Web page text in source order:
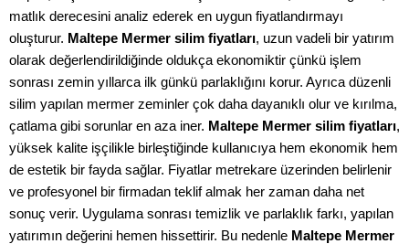
matlık derecesini analiz ederek en uygun fiyatlandırmayı
oluşturur. Maltepe Mermer silim fiyatları, uzun vadeli bir yatırım
olarak değerlendirildiğinde oldukça ekonomiktir çünkü işlem
sonrası zemin yıllarca ilk günkü parlaklığını korur. Ayrıca düzenli
silim yapılan mermer zeminler çok daha dayanıklı olur ve kırılma,
çatlama gibi sorunlar en aza iner. Maltepe Mermer silim fiyatları,
yüksek kalite işçilikle birleştiğinde kullanıcıya hem ekonomik hem
de estetik bir fayda sağlar. Fiyatlar metrekare üzerinden belirlenir
ve profesyonel bir firmadan teklif almak her zaman daha net
sonuç verir. Uygulama sonrası temizlik ve parlaklık farkı, yapılan
yatırımın değerini hemen hissettirir. Bu nedenle Maltepe Mermer